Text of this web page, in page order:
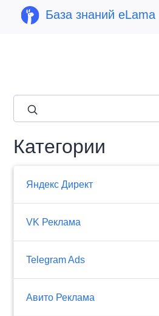
База знаний eLama
Категории
Яндекс Директ
VK Реклама
Telegram Ads
Авито Реклама